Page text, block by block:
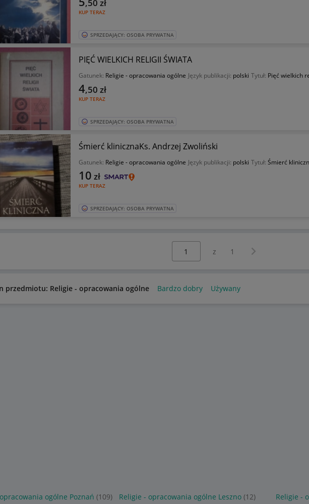
KUP TERAZ
,50 zł
SPRZEDAJĄCY: OSOBA PRYWATNA
PIĘĆ WIELKICH RELIGII ŚWIATA
Gatunek: Religie - opracowania ogólne Język publikacji: polski Tytuł: Pięć wielkich
KUP TERAZ
4,50 zł
SPRZEDAJĄCY: OSOBA PRYWATNA
Śmierć klinicznaKs. Andrzej Zwoliński
Gatunek: Religie - opracowania ogólne Język publikacji: polski Tytuł: Śmierć
KUP TERAZ
10 zł
SPRZEDAJĄCY: OSOBA PRYWATNA
z 1 Następna strona
przedmiotu: Religie - opracowania ogólne Bardzo dobry Używany
ogólne Poznań (109) Religie - opracowania ogólne Leszno (12) Religie -